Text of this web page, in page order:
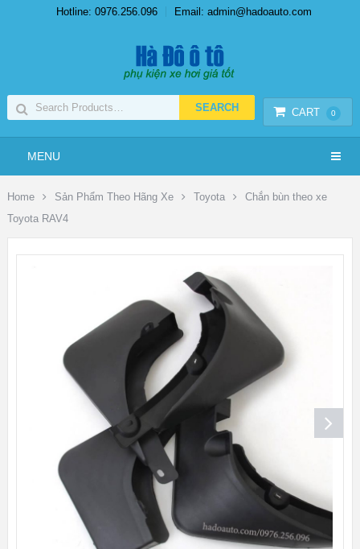
Hotline: 0976.256.096 Email: admin@hadoauto.com
CART 0
MENU
Home Sản Phẩm Theo Hãng Xe Toyota
Chắn bùn theo xe
Toyota RAV4